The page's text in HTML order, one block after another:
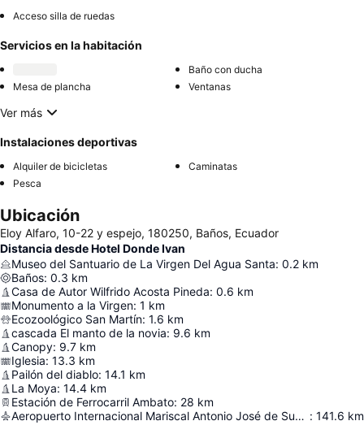
Acceso silla de ruedas
Servicios en la habitación
Baño con ducha
Mesa de plancha
Ventanas
Ver más
Instalaciones deportivas
Alquiler de bicicletas
Caminatas
Pesca
Ubicación
Eloy Alfaro, 10-22 y espejo, 180250, Baños, Ecuador
Distancia desde Hotel Donde Ivan
Museo del Santuario de La Virgen Del Agua Santa: 0.2 km
Baños: 0.3 km
Casa de Autor Wilfrido Acosta Pineda: 0.6 km
Monumento a la Virgen: 1 km
Ecozoológico San Martín: 1.6 km
cascada El manto de la novia: 9.6 km
Canopy: 9.7 km
Iglesia: 13.3 km
Pailón del diablo: 14.1 km
La Moya: 14.4 km
Estación de Ferrocarril Ambato: 28 km
Aeropuerto Internacional Mariscal Antonio José de Sucre : 141.6 km